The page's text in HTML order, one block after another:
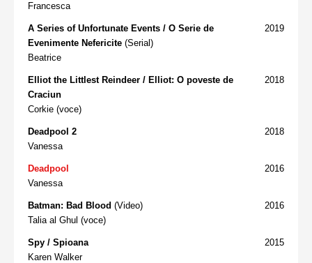
Francesca
2019
A Series of Unfortunate Events / O Serie de
Evenimente Nefericite (Serial)
Beatrice
2018
Elliot the Littlest Reindeer / Elliot: O poveste de
Craciun
Corkie (voce)
2018
Deadpool 2
Vanessa
2016
Deadpool
Vanessa
2016
Batman: Bad Blood (Video)
Talia al Ghul (voce)
2015
Spy / Spioana
Karen Walker